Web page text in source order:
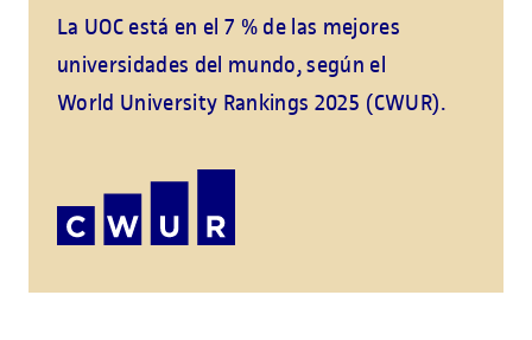
La UOC está en el 7 % de las mejores
universidades del mundo, según el
World University Rankings 2025 (CWUR).